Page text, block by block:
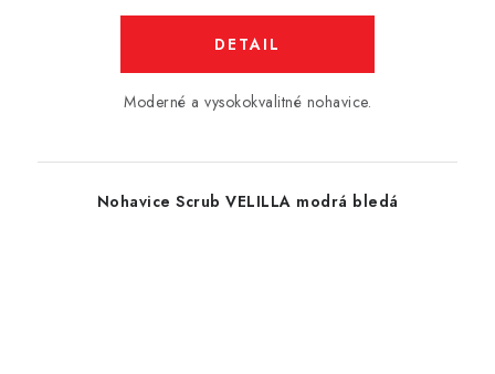
DETAIL
Moderné a vysokokvalitné nohavice.
Nohavice Scrub VELILLA modrá bledá